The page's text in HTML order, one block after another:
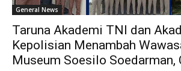
General News
Taruna Akademi TNI dan
Kepolisian Menambah
Museum Soesilo Soedarman,